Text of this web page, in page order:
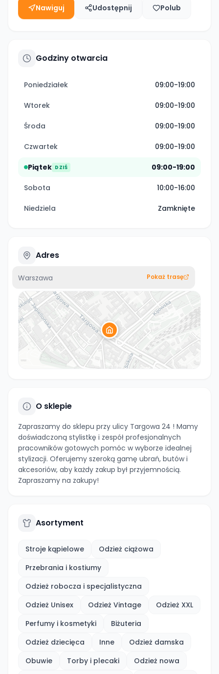
Nawiguj Udostępnij Polub
Godziny otwarcia
Poniedziałek 09:00-19:00
Wtorek 09:00-19:00
Środa 09:00-19:00
Czwartek 09:00-19:00
Piątek DZIŚ 09:00-19:00
Sobota 10:00-16:00
Niedziela Zamknięte
Adres
Warszawa Pokaż trasę
O sklepie
Zapraszamy do sklepu przy ulicy Targowa 24 ! Mamy
doświadczoną stylistkę i zespół profesjonalnych
pracowników gotowych pomóc w wyborze idealnej
stylizacji. Oferujemy szeroką gamę ubrań, butów i
akcesoriów, aby każdy zakup był przyjemnością.
Zapraszamy na zakupy!
Asortyment
Stroje kąpielowe
Odzież ciążowa
Przebrania i kostiumy
Odzież robocza i specjalistyczna
Odzież Unisex
Odzież Vintage
Odzież XXL
Perfumy i kosmetyki
Biżuteria
Odzież dziecięca
Inne
Odzież damska
Obuwie
Torby i plecaki
Odzież nowa